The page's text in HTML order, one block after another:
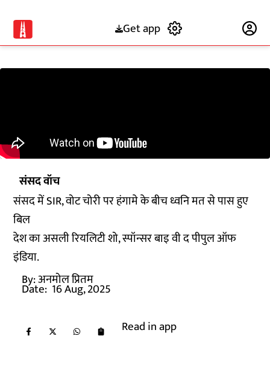
Get app
संसद वॉच
संसद में SIR, वोट चोरी पर हंगामे के बीच ध्वनि मत से पास हुए
बिल
देश का असली रियलिटी शो, स्पॉन्सर बाइ वी द पीपुल ऑफ
इंडिया.
By:अनमोल प्रितम
Date: 16 Aug, 2025
Read in app